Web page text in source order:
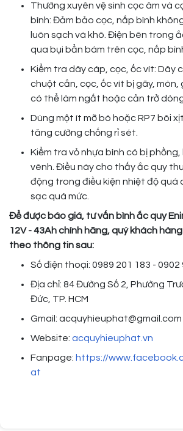
Thường xuyên vệ sinh cọc âm và
bình: Đảm bảo cọc, nắp bình
luôn sạch và khô. Điện bên trong
qua bụi bẩn bám trên cọc, nắp
Kiểm tra dây cáp, cọc, ốc vít: Dây
chuột cắn, cọc, ốc vít bị gãy,
có thể làm ngắt hoặc cản trở
Dùng một ít mỡ bò hoặc RP7 bôi
tăng cường chống rỉ sét.
Kiểm tra vỏ nhựa bình có bị
vênh. Điều này cho thấy ắc quy
động trong điều kiện nhiệt độ quá
sạc quá mức.
Để được báo giá, tư vấn bình ắc quy
12V - 43Ah chính hãng, quý khách
theo thông tin sau:
Số điện thoại: 0989 201 183 - 0902
Địa chỉ: 84 Đường Số 2, Phường
Đức, TP. HCM
Gmail: acquyhieuphat@gmail.com
Website: acquyhieuphat.vn
Fanpage: https://
at